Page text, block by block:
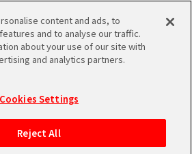
スケジュール 検索
ー ポータルへの登録について
ニュース
content and ads, to
and to analyse our traffic.
about your use of our site with
and analytics partners.
Cookies Settings
Reject All